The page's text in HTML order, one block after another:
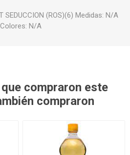
SEDUCCION (ROS)(6) Medidas: N/A
Colores: N/A
compraron este
compraron